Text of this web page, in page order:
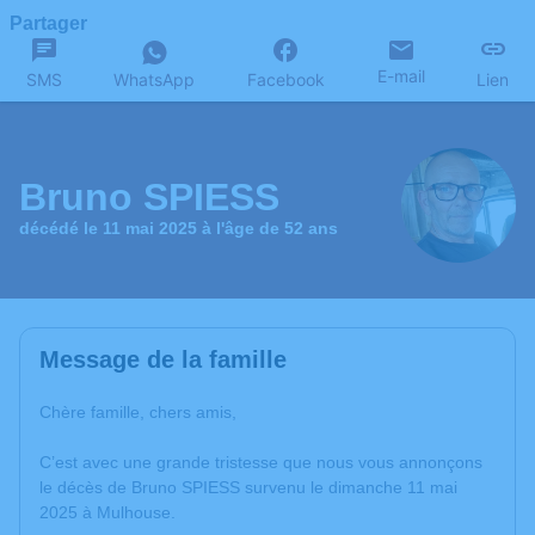
Partager
SMS WhatsApp Facebook E-mail Lien
Bruno SPIESS
décédé le 11 mai 2025 à l'âge de 52 ans
Message de la famille
Chère famille, chers amis,
C’est avec une grande tristesse que nous vous annonçons
le décès de Bruno SPIESS survenu le dimanche 11 mai
2025 à Mulhouse.